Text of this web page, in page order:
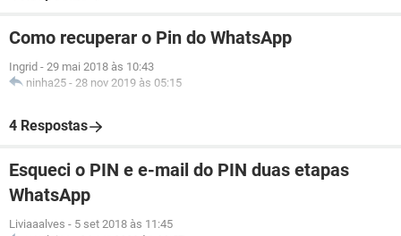
Como recuperar o Pin do WhatsApp
Ingrid - 29 mai 2018 às 10:43
ninha25 - 28 nov 2019 às 05:15
4 Respostas
Esqueci o PIN e e-mail do PIN duas etapas
WhatsApp
Liviaaalves - 5 set 2018 às 11:45